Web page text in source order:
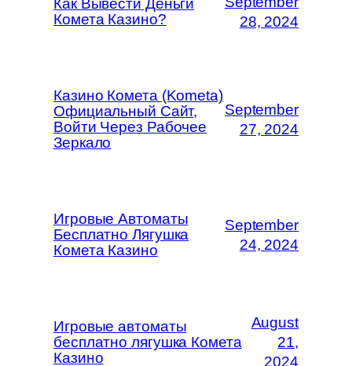
Как Вывести Деньги
Комета Казино?
28, 2024
Казино Комета (Kometa)
Официальный Сайт,
Войти Через Рабочее
Зеркало
September
27, 2024
Игровые Автоматы
Бесплатно Лягушка
Комета Казино
September
24, 2024
Игровые автоматы
бесплатно лягушка Комета
Казино
August
21,
2024